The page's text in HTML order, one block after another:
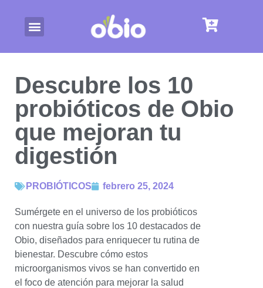
Descubre los 10
probióticos de Obio
que mejoran tu
digestión
PROBIÓTICOS febrero 25, 2024
Sumérgete en el universo de los probióticos
con nuestra guía sobre los 10 destacados de
Obio, diseñados para enriquecer tu rutina de
bienestar. Descubre cómo estos
microorganismos vivos se han convertido en
el foco de atención para mejorar la salud